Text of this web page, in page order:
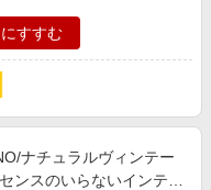
すすむ
ナチュラルヴィンテー
ンスのいらないインテリ